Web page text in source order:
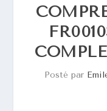
Posté par